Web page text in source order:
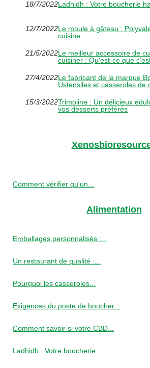
18/7/2022Ladhidh : Votre boucherie
12/7/2022Le moule à gâteau :
cuisine
21/5/2022Le meilleur accessoire de
cuisiner : Qu'est-ce que
27/4/2022Le fabricant de la marque
Ustensiles et casseroles de
15/3/2022Trimoline : Un délicieux
vos desserts préférés
Comment vérifier qu'un...
Alimentation
Emballages personnalisés :...
Un restaurant de qualité :...
Pourquoi les casseroles...
Exigences du poste de boucher...
Comment savoir si votre CBD...
Ladhidh : Votre boucherie...